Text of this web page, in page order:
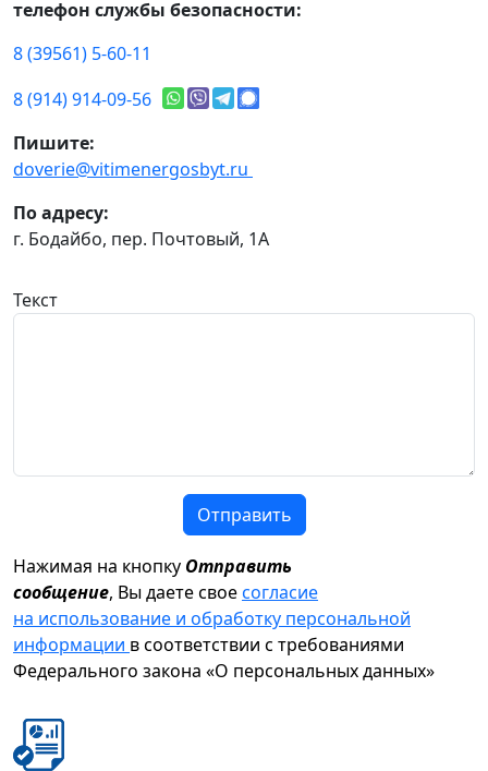
телефон службы безопасности:
8 (39561) 5-60-11
8 (914) 914-09-56
Пишите:
doverie@vitimenergosbyt.ru
По адресу:
г. Бодайбо, пер. Почтовый, 1А
Текст
Отправить
Нажимая на кнопку Отправить
сообщение, Вы даете своесогласие
на использование и обработку персональной
информации в соответствии с требованиями
Федерального закона «О персональных данных»